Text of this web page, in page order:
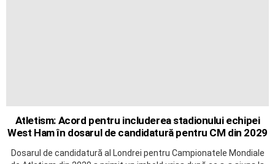
Atletism: Acord pentru includerea stadionului echipei
West Ham în dosarul de candidatură pentru CM din 2029
Dosarul de candidatură al Londrei pentru Campionatele Mondiale